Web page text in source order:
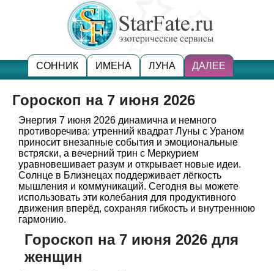
СОННИК ИМЕНА ЛУНА ДАЛЕЕ
Гороскоп на 7 июня 2026
Энергия 7 июня 2026 динамична и немного
противоречива: утренний квадрат Луны с Ураном
приносит внезапные события и эмоциональные
встряски, а вечерний трин с Меркурием
уравновешивает разум и открывает новые идеи.
Солнце в Близнецах поддерживает лёгкость
мышления и коммуникаций. Сегодня вы можете
использовать эти колебания для продуктивного
движения вперёд, сохраняя гибкость и внутреннюю
гармонию.
Гороскоп на 7 июня 2026 для
женщин